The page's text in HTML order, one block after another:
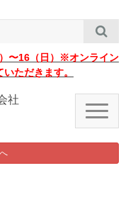
i
〜16（日）※オンライン
ただきます。
社
N
a
v
i
a